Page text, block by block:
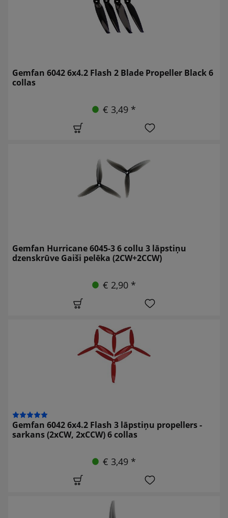
Gemfan 6042 6x4.2 Flash 2 Blade Propeller Black 6
collas
€ 3,49 *
Gemfan Hurricane 6045-3 6 collu 3 lāpstiņu
dzenskrūve Gaiši pelēka (2CW+2CCW)
€ 2,90 *
Gemfan 6042 6x4.2 Flash 3 lāpstiņu propellers -
sarkans (2xCW, 2xCCW) 6 collas
€ 3,49 *